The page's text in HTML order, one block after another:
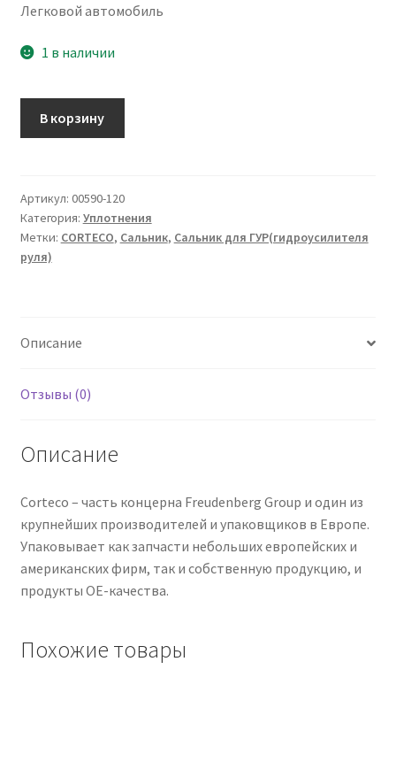
Легковой автомобиль
1 в наличии
В корзину
Артикул: 00590-120
Категория: Уплотнения
Метки: CORTECO, Сальник, Сальник для ГУР(гидроусилителя
руля)
Описание
Отзывы (0)
Описание
Corteco – часть концерна Freudenberg Group и один из
крупнейших производителей и упаковщиков в Европе.
Упаковывает как запчасти небольших европейских и
американских фирм, так и собственную продукцию, и
продукты OE-качества.
Похожие товары